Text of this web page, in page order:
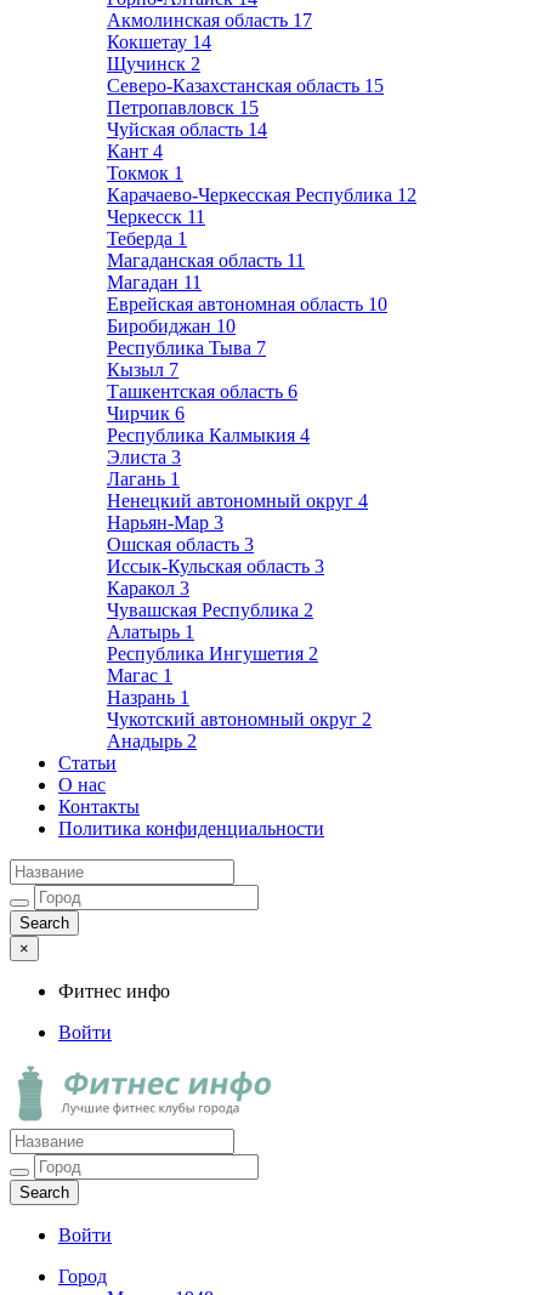
Акмолинская область 17
Кокшетау 14
Щучинск 2
Северо-Казахстанская область 15
Петропавловск 15
Чуйская область 14
Кант 4
Токмок 1
Карачаево-Черкесская Республика 12
Черкесск 11
Теберда 1
Магаданская область 11
Магадан 11
Еврейская автономная область 10
Биробиджан 10
Республика Тыва 7
Кызыл 7
Ташкентская область 6
Чирчик 6
Республика Калмыкия 4
Элиста 3
Лагань 1
Ненецкий автономный округ 4
Нарьян-Мар 3
Ошская область 3
Иссык-Кульская область 3
Каракол 3
Чувашская Республика 2
Алатырь 1
Республика Ингушетия 2
Магас 1
Назрань 1
Чукотский автономный округ 2
Анадырь 2
Статьи
О нас
Контакты
Политика конфиденциальности
×
Фитнес инфо
Войти
Фитнес инфо
Лучшие фитнес клубы города
Войти
Город